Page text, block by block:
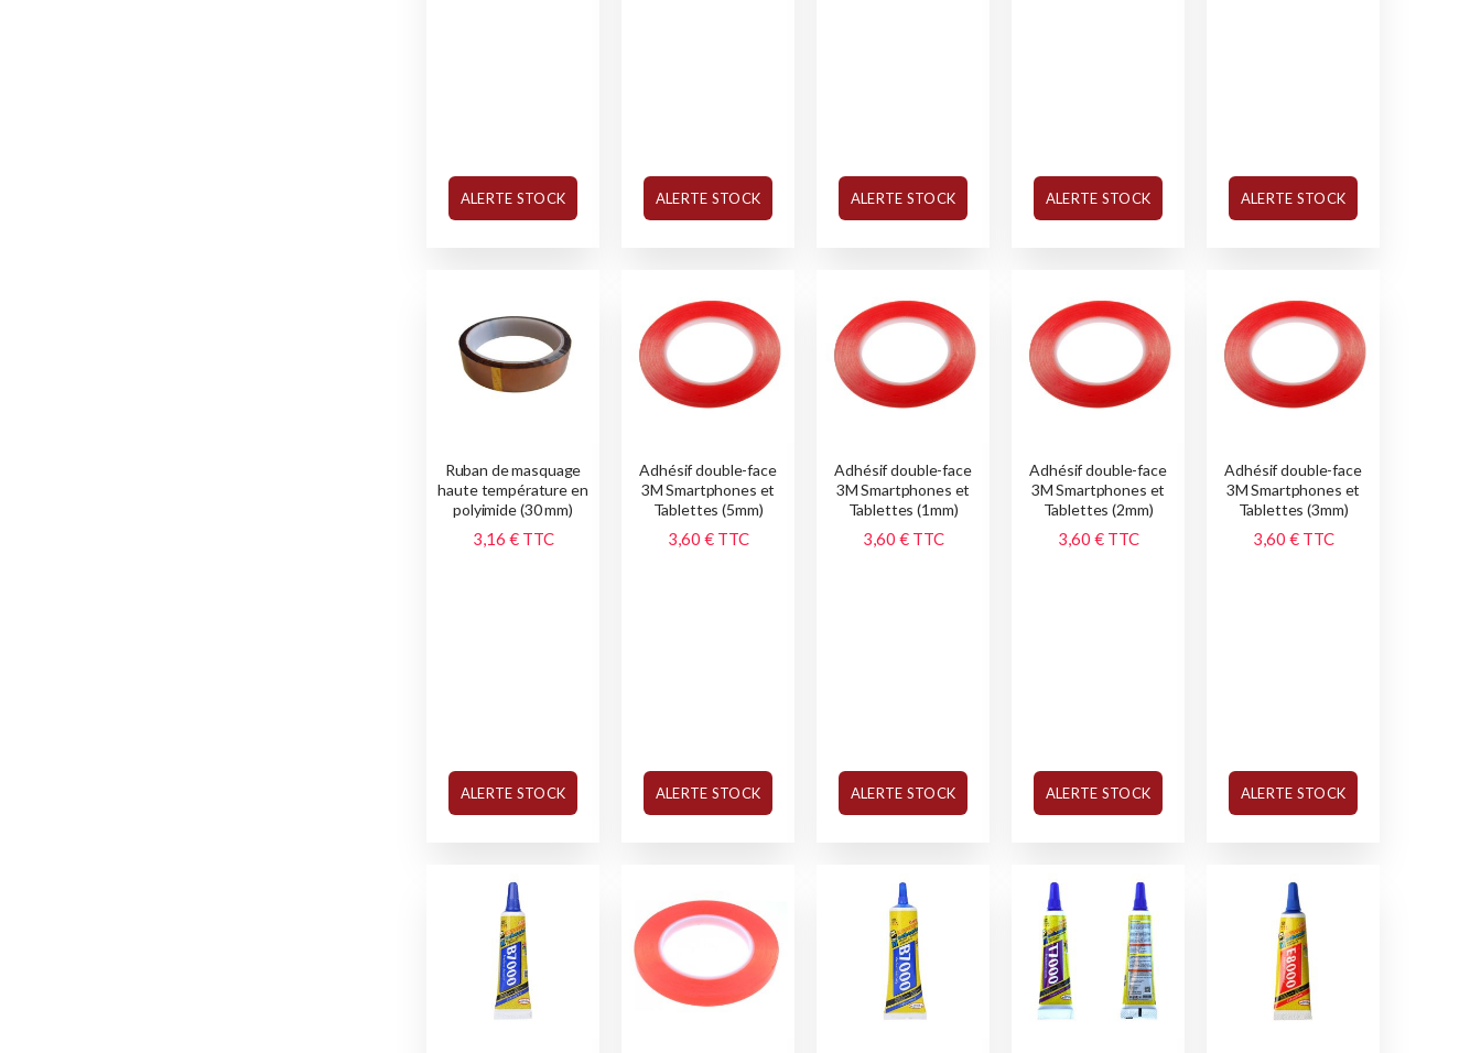
ALERTE STOCK ALERTE STOCK ALERTE STOCK ALERTE STOCK ALERTE STOCK
Ruban de masquage
haute température en
polyimide (30 mm)
3,16 € TTC
ALERTE STOCK
Adhésif double-face
3M Smartphones et
Tablettes (5mm)
3,60 € TTC
ALERTE STOCK
Adhésif double-face
3M Smartphones et
Tablettes (1mm)
3,60 € TTC
ALERTE STOCK
Adhésif double-face
3M Smartphones et
Tablettes (2mm)
3,60 € TTC
ALERTE STOCK
Adhésif double-face
3M Smartphones et
Tablettes (3mm)
3,60 € TTC
ALERTE STOCK